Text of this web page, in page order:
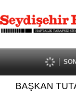
BAŞKAN